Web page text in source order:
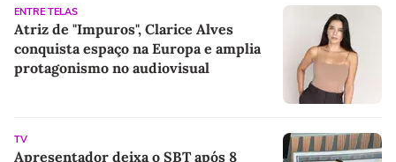
ENTRE TELAS
Atriz de "Impuros", Clarice Alves
conquista espaço na Europa e amplia
protagonismo no audiovisual
TV
Apresentador deixa o SBT após 8